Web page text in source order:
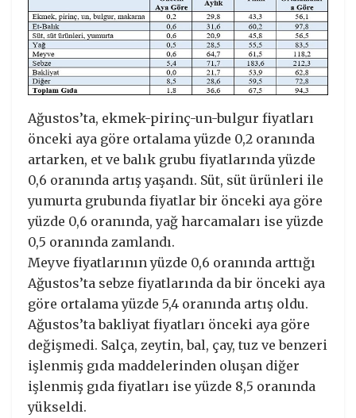
Ağustos’ta, ekmek-pirinç-un-bulgur fiyatları
önceki aya göre ortalama yüzde 0,2 oranında
artarken, et ve balık grubu fiyatlarında yüzde
0,6 oranında artış yaşandı. Süt, süt ürünleri ile
yumurta grubunda fiyatlar bir önceki aya göre
yüzde 0,6 oranında, yağ harcamaları ise yüzde
0,5 oranında zamlandı.
Meyve fiyatlarının yüzde 0,6 oranında arttığı
Ağustos’ta sebze fiyatlarında da bir önceki aya
göre ortalama yüzde 5,4 oranında artış oldu.
Ağustos’ta bakliyat fiyatları önceki aya göre
değişmedi. Salça, zeytin, bal, çay, tuz ve benzeri
işlenmiş gıda maddelerinden oluşan diğer
işlenmiş gıda fiyatları ise yüzde 8,5 oranında
yükseldi.